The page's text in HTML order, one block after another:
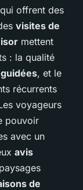
offrent des
visites de
mettent
: la qualité
, et le
récurrents
voyageurs
pouvoir
avec un
avis
de